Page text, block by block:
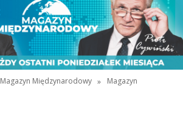
Magazyn Międzynarodowy »
Magazyn